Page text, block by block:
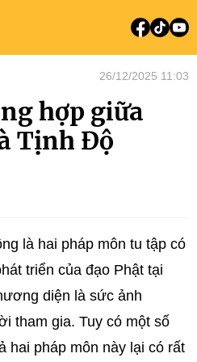
26/12/2025 11:03
hợp giữa
Tịnh Độ
là hai pháp môn tu tập có
triển của đạo Phật tại
diện là sức ảnh
tham gia. Tuy có một số
hai pháp môn này lại có rất